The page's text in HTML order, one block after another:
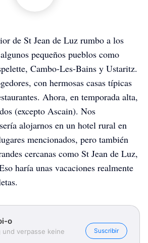
de St Jean de Luz rumbo a los
pequeños pueblos como
Cambo-Les-Bains y Ustaritz.
con hermosas casas típicas
Ahora, en temporada alta,
(excepto Ascain). Nos
alojarnos en un hotel rural en
mencionados, pero también
cercanas como St Jean de Luz,
haría unas vacaciones realmente
o
und verpasse keine
Suscribir